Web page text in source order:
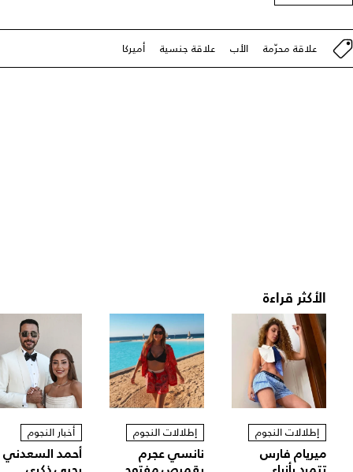
علاقة محرّمة الأب علاقة جنسية أميركا
الأكثر قراءة
إطلالات النجوم
ميريام فارس
إطلالات النجوم
نانسي عجرم
أخبار النجوم
أحمد السعدني